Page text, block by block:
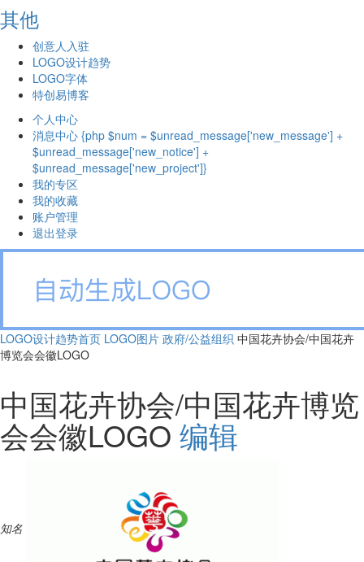
其他
创意人入驻
LOGO设计趋势
LOGO字体
特创易博客
个人中心
消息中心 {php $num = $unread_message['new_message'] +
$unread_message['new_notice'] +
$unread_message['new_project']}
我的专区
我的收藏
账户管理
退出登录
LOGO设计趋势首页 LOGO图片 政府/公益组织 中国花卉协会/中国花卉
博览会会徽LOGO
中国花卉协会/中国花卉博览
会会徽LOGO 编辑
知名